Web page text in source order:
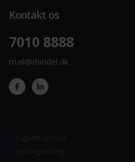
Kontakt os
7010 8888
mail@dandel.dk